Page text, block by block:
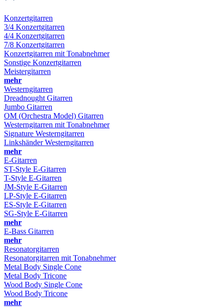
Konzertgitarren
3/4 Konzertgitarren
4/4 Konzertgitarren
7/8 Konzertgitarren
Konzertgitarren mit Tonabnehmer
Sonstige Konzertgitarren
Meistergitarren
mehr
Westerngitarren
Dreadnought Gitarren
Jumbo Gitarren
OM (Orchestra Model) Gitarren
Westerngitarren mit Tonabnehmer
Signature Westerngitarren
Linkshänder Westerngitarren
mehr
E-Gitarren
ST-Style E-Gitarren
T-Style E-Gitarren
JM-Style E-Gitarren
LP-Style E-Gitarren
ES-Style E-Gitarren
SG-Style E-Gitarren
mehr
E-Bass Gitarren
mehr
Resonatorgitarren
Resonatorgitarren mit Tonabnehmer
Metal Body Single Cone
Metal Body Tricone
Wood Body Single Cone
Wood Body Tricone
mehr